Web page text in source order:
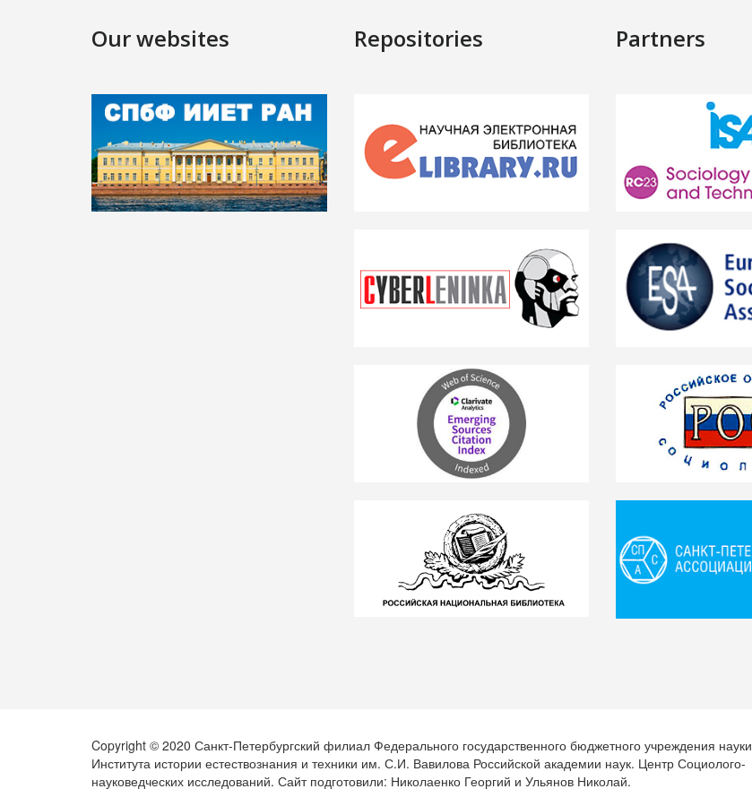
Our websites Repositories Partners
Copyright © 2020 Санкт-Петербургский филиал Федерального государственного бюджетного учреждения науки
Института истории естествознания и техники им. С.И. Вавилова Российской академии наук. Центр Социолого-
науковедческих исследований. Сайт подготовили: Николаенко Георгий и Ульянов Николай.